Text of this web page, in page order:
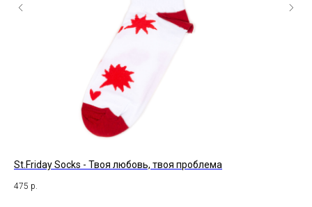
St.Friday Socks - Твоя любовь, твоя проблема
475 р.